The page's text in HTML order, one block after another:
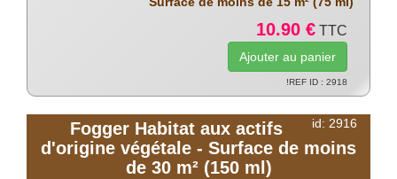
10.90 € TTC
!REF ID : 2918
id: 2916
Fogger Habitat aux actifs
d'origine végétale - Surface de moins
de 30 m² (150 ml)